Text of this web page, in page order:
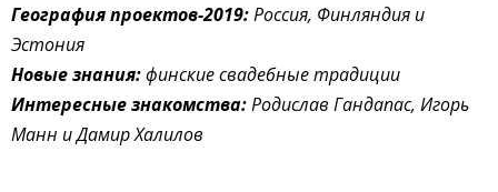
География проектов-2019:Россия, Финляндия и
Эстония
Новые знания:финские свадебные традиции
Интересные знакомства:Родислав Гандапас, Игорь
Манн и Дамир Халилов